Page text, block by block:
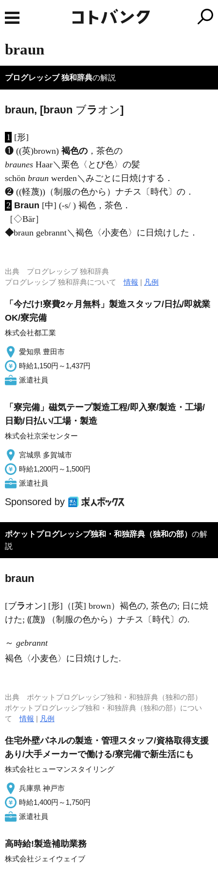
braun
プログレッシブ 独和辞典の解説
braun, [braυn ブラオン]
1 [形]
❶ ((英)brown) 褐色の ，茶色の
braunes Haar＼栗色〈とび色〉の髪
schön braun werden＼みごとに日焼けする．
❷ ((軽蔑))（制服の色から）ナチス〔時代〕の．
2 Braun [中] (-s/ ) 褐色，茶色．
［◇Bär］
◆braun gebrannt＼褐色〈小麦色〉に日焼けした．
出典 プログレッシブ 独和辞典
プログレッシブ 独和辞典について情報 | 凡例
「今だけ!寮費2ヶ月無料」製造スタッフ/日払/即就業
OK/寮完備
株式会社都工業
愛知県 豊田市
時給1,150円～1,437円
派遣社員
「寮完備」磁気テープ製造工程/即入寮/製造・工場/
日勤/日払い/工場・製造
株式会社京栄センター
宮城県 多賀城市
時給1,200円～1,500円
派遣社員
Sponsored by
ポケットプログレッシブ独和・和独辞典（独和の部） の解
説
braun
[ブラオン] [形]（[英] brown）褐色の, 茶色の; 日に焼
けた; ⸨蔑⸩ （制服の色から）ナチス〔時代〕の.
～ gebrannt
褐色〈小麦色〉に日焼けした.
出典 ポケットプログレッシブ独和・和独辞典（独和の部）
ポケットプログレッシブ独和・和独辞典（独和の部）につい
て情報 | 凡例
住宅外壁パネルの製造・管理スタッフ/資格取得支援
あり/大手メーカーで働ける/寮完備で新生活にも
株式会社ヒューマンスタイリング
兵庫県 神戸市
時給1,400円～1,750円
派遣社員
高時給!製造補助業務
株式会社ジェイウェイブ